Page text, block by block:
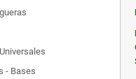
- Bases